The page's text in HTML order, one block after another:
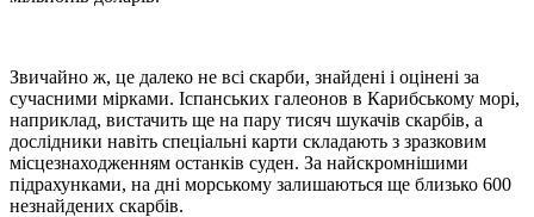
Звичайно ж, це далеко не всі скарби, знайдені і оцінені за
сучасними мірками. Іспанських галеонов в Карибському морі,
наприклад, вистачить ще на пару тисяч шукачів скарбів, а
дослідники навіть спеціальні карти складають з зразковим
місцезнаходженням останків суден. За найскромнішими
підрахунками, на дні морському залишаються ще близько 600
незнайдених скарбів.